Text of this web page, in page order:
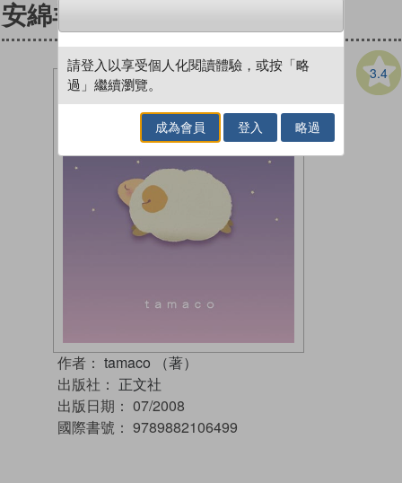
安綿羊
3.4
作者： tamaco （著）
出版社： 正文社
出版日期： 07/2008
國際書號： 9789882106499
請登入以享受個人化閱讀體驗，或按「略
過」繼續瀏覽。
成為會員 登入 略過